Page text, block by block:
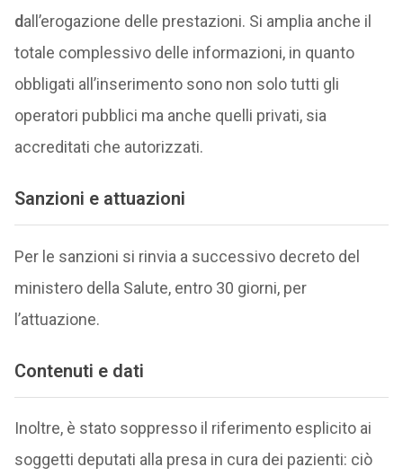
dall’erogazione delle prestazioni. Si amplia anche il
totale complessivo delle informazioni, in quanto
obbligati all’inserimento sono non solo tutti gli
operatori pubblici ma anche quelli privati, sia
accreditati che autorizzati.
Sanzioni e attuazioni
Per le sanzioni si rinvia a successivo decreto del
ministero della Salute, entro 30 giorni, per
l’attuazione.
Contenuti e dati
Inoltre, è stato soppresso il riferimento esplicito ai
soggetti deputati alla presa in cura dei pazienti: ciò